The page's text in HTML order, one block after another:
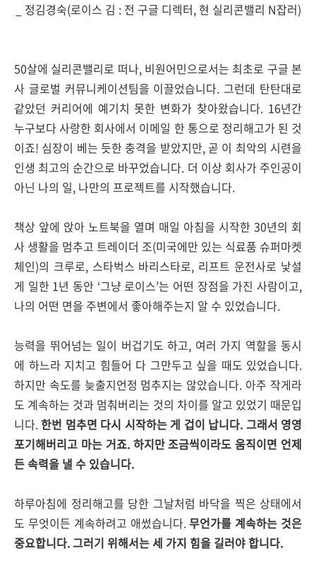
_ 정김경숙(로이스 김 : 전 구글 디렉터, 현 실리콘밸리 N잡러)
50살에 실리콘밸리로 떠나, 비원어민으로서는 최초로 구글 본
사 글로벌 커뮤니케이션팀을 이끌었습니다. 그런데 탄탄대로
같았던 커리어에 예기치 못한 변화가 찾아왔습니다. 16년간
누구보다 사랑한 회사에서 이메일 한 통으로 정리해고가 된 것
이죠! 심장이 베는 듯한 충격을 받았지만, 곧 이 최악의 시련을
인생 최고의 순간으로 바꾸었습니다. 더 이상 회사가 주인공이
아닌 나의 일, 나만의 프로젝트를 시작했습니다.
책상 앞에 앉아 노트북을 열며 매일 아침을 시작한 30년의 회
사 생활을 멈추고 트레이더 조(미국에만 있는 식료품 슈퍼마켓
체인)의 크루로, 스타벅스 바리스타로, 리프트 운전사로 낯설
게 일한 1년 동안 ‘그냥 로이스’는 어떤 장점을 가진 사람이고,
나의 어떤 면을 주변에서 좋아해주는지 알 수 있었습니다.
능력을 뛰어넘는 일이 버겁기도 하고, 여러 가지 역할을 동시
에 하느라 지치고 힘들어 다 그만두고 싶을 때도 있었습니다.
하지만 속도를 늦출지언정 멈추지는 않았습니다. 아주 작게라
도 계속하는 것과 멈춰버리는 것의 차이를 알고 있었기 때문입
니다. 한번 멈추면 다시 시작하는 게 겁이 납니다. 그래서 영영
포기해버리고 마는 거죠. 하지만 조금씩이라도 움직이면 언제
든 속력을 낼 수 있습니다.
하루아침에 정리해고를 당한 그날처럼 바닥을 찍은 상태에서
도 무엇이든 계속하려고 애썼습니다.무언가를 계속하는 것은
중요합니다. 그러기 위해서는 세 가지 힘을 길러야 합니다.